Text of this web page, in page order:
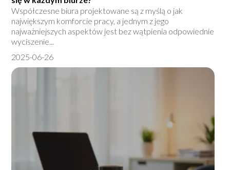
Współczesne biura projektowane są z myślą o jak
największym komforcie pracy, a jednym z jego
najważniejszych aspektów jest bez wątpienia odpowiednie
wyciszenie...
2025-06-26